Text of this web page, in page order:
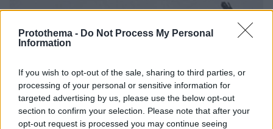
Protothema - Do Not Process My Personal
Information
If you wish to opt-out of the sale, sharing to third parties, or
processing of your personal or sensitive information for
targeted advertising by us, please use the below opt-out
section to confirm your selection. Please note that after your
opt-out request is processed you may continue seeing